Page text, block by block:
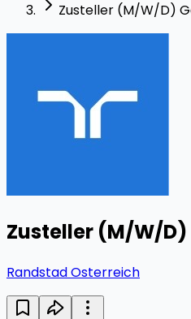
Zusteller (M/W/D)
Zusteller (M/W/D)
Randstad Osterreich